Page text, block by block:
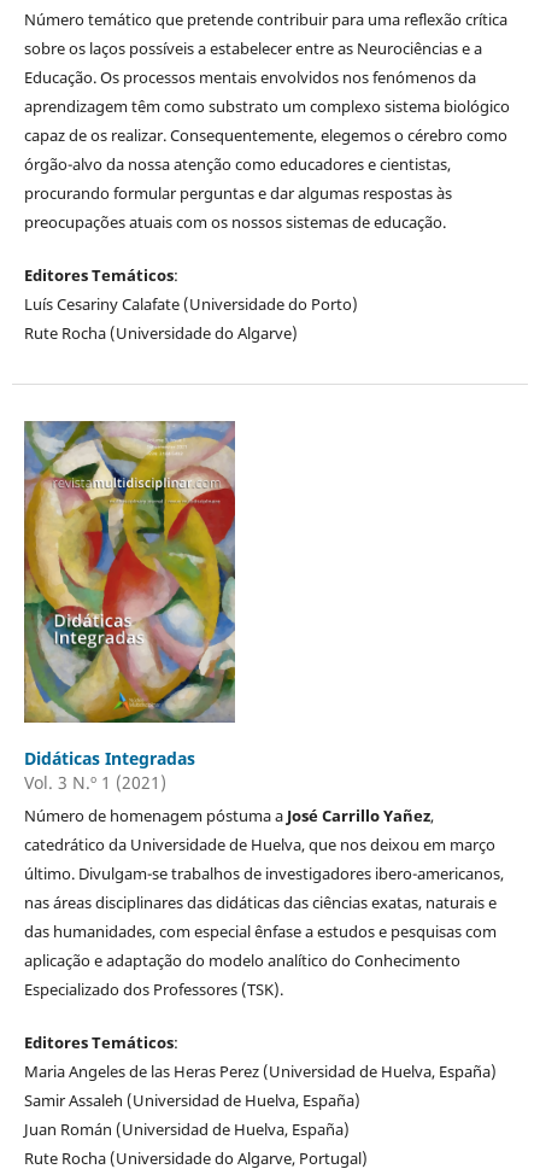
Número temático que pretende contribuir para uma reflexão crítica
sobre os laços possíveis a estabelecer entre as Neurociências e a
Educação. Os processos mentais envolvidos nos fenómenos da
aprendizagem têm como substrato um complexo sistema biológico
capaz de os realizar. Consequentemente, elegemos o cérebro como
órgão-alvo da nossa atenção como educadores e cientistas,
procurando formular perguntas e dar algumas respostas às
preocupações atuais com os nossos sistemas de educação.
Editores Temáticos:
Luís Cesariny Calafate (Universidade do Porto)
Rute Rocha (Universidade do Algarve)
Didáticas Integradas
Vol. 3 N.º 1 (2021)
Número de homenagem póstuma a José Carrillo Yañez,
catedrático da Universidade de Huelva, que nos deixou em março
último. Divulgam-se trabalhos de investigadores ibero-americanos,
nas áreas disciplinares das didáticas das ciências exatas, naturais e
das humanidades, com especial ênfase a estudos e pesquisas com
aplicação e adaptação do modelo analítico do Conhecimento
Especializado dos Professores (TSK).
Editores Temáticos:
Maria Angeles de las Heras Perez (Universidad de Huelva, España)
Samir Assaleh (Universidad de Huelva, España)
Juan Román (Universidad de Huelva, España)
Rute Rocha (Universidade do Algarve, Portugal)